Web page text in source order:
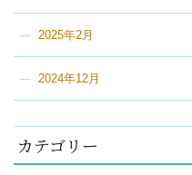
2025年2月
2024年12月
カテゴリー